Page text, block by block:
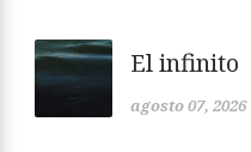
sociales y las…
Leer más